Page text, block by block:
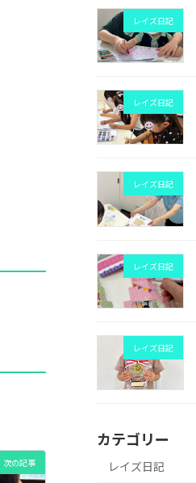
次の記事
レイズ日記
レイズ日記
レイズ日記
レイズ日記
レイズ日記
カテゴリー
レイズ日記